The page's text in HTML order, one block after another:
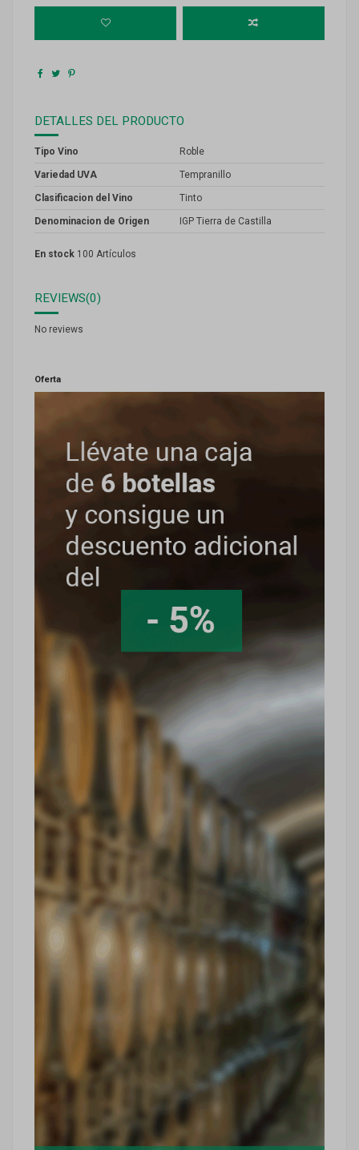
DETALLES DEL PRODUCTO
Tipo Vino Roble
Variedad UVA Tempranillo
Clasificacion del Vino Tinto
Denominacion de Origen IGP Tierra de Castilla
En stock 100 Artículos
REVIEWS(0)
No reviews
Oferta